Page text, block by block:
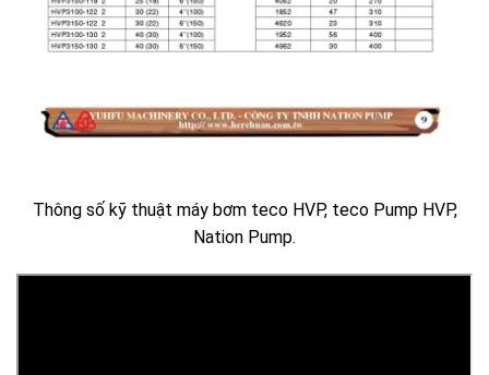
Thông số kỹ thuật máy bơm teco HVP, teco Pump HVP,
Nation Pump.